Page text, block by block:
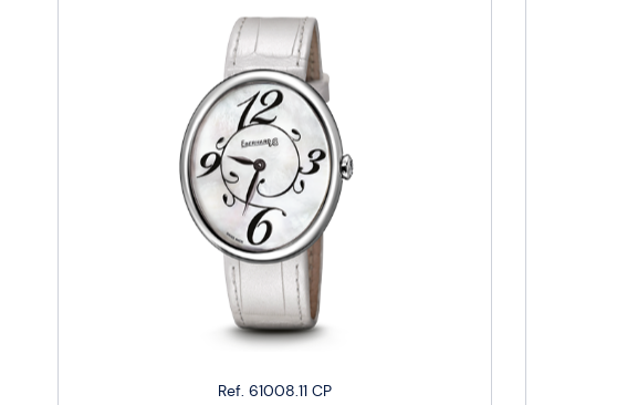
Ref. 61008.11 CP